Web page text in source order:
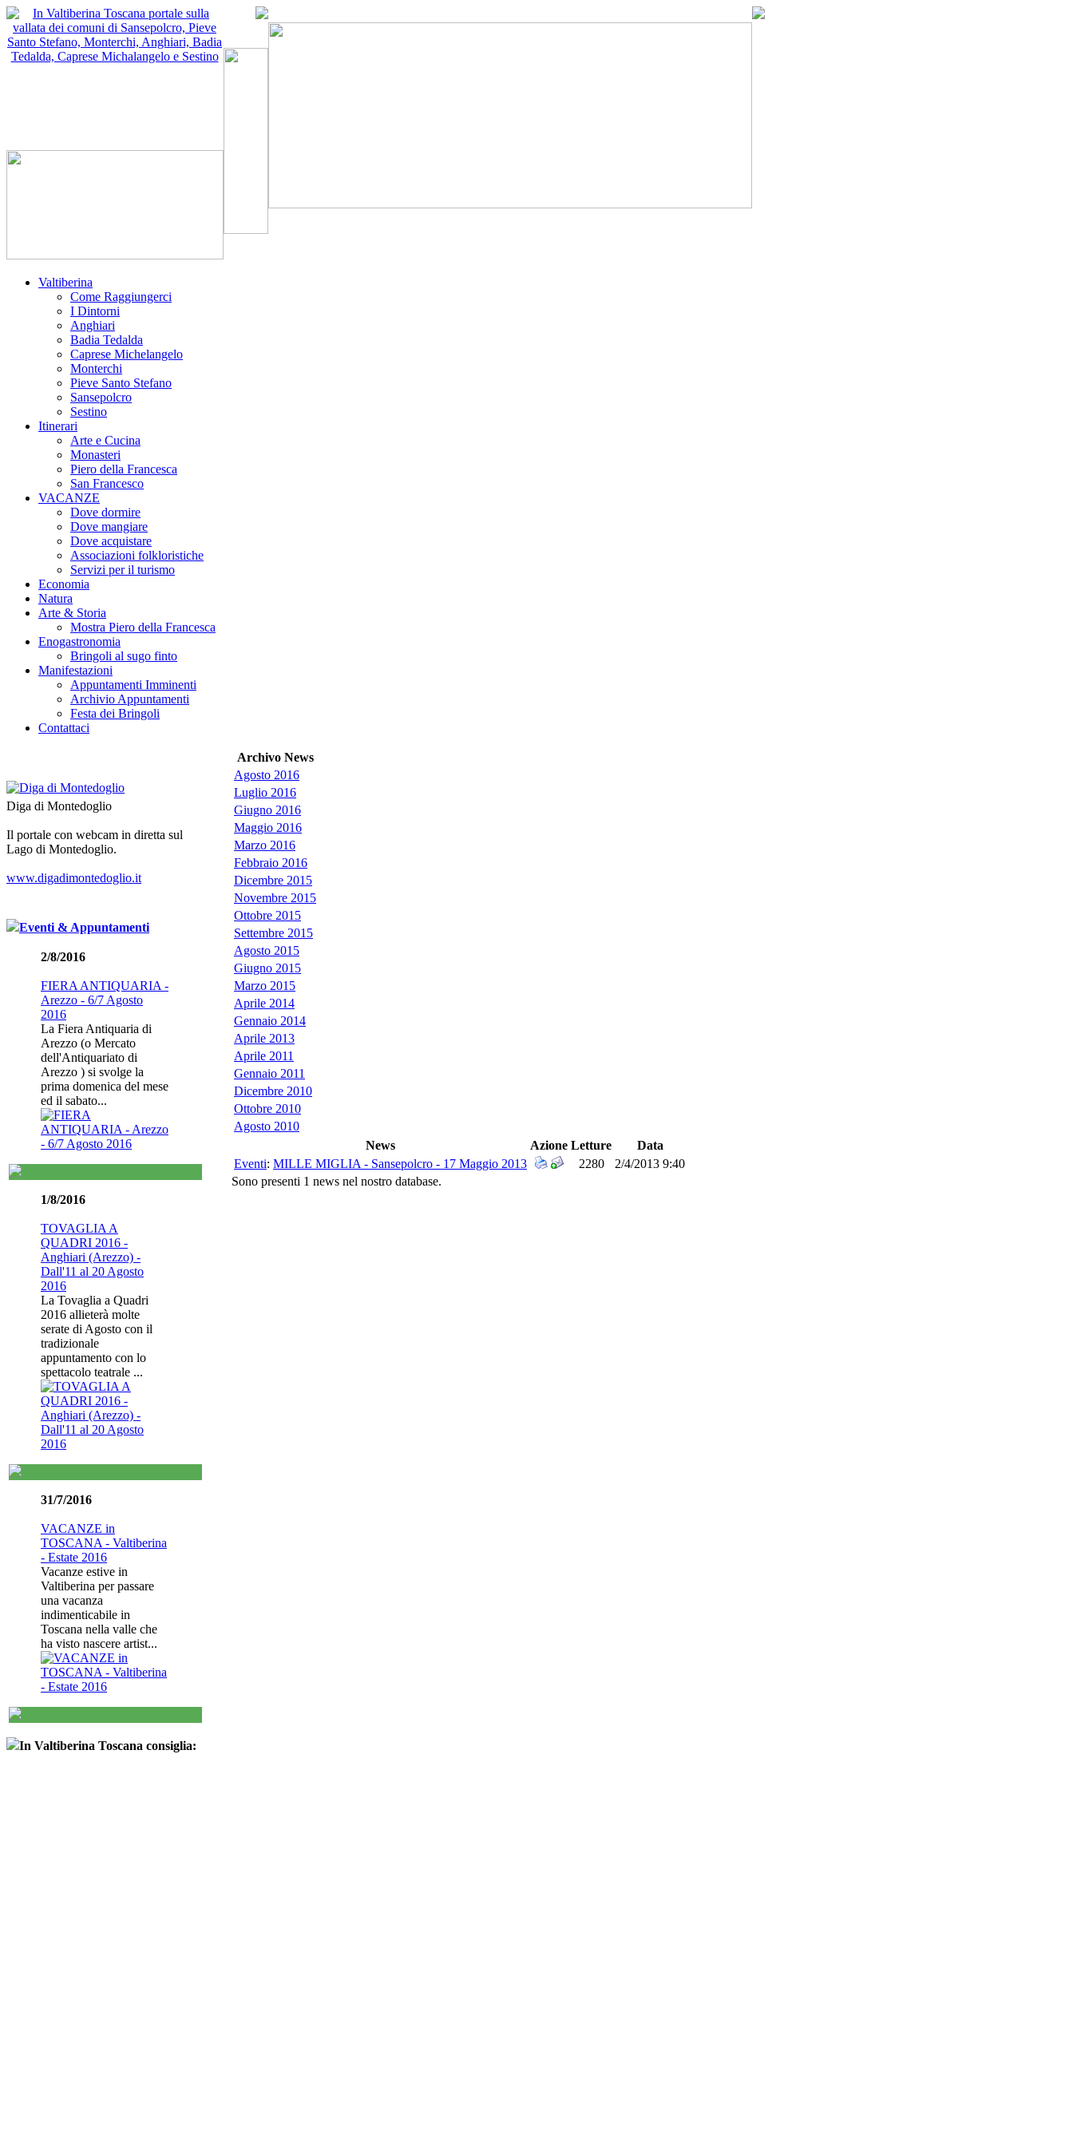
Valtiberina
Come Raggiungerci
I Dintorni
Anghiari
Badia Tedalda
Caprese Michelangelo
Monterchi
Pieve Santo Stefano
Sansepolcro
Sestino
Itinerari
Arte e Cucina
Monasteri
Piero della Francesca
San Francesco
VACANZE
Dove dormire
Dove mangiare
Dove acquistare
Associazioni folkloristiche
Servizi per il turismo
Economia
Natura
Arte & Storia
Mostra Piero della Francesca
Enogastronomia
Bringoli al sugo finto
Manifestazioni
Appuntamenti Imminenti
Archivio Appuntamenti
Festa dei Bringoli
Contattaci
Diga di Montedoglio
Il portale con webcam in diretta sul
Lago di Montedoglio.
www.digadimontedoglio.it
Eventi & Appuntamenti
2/8/2016
FIERA ANTIQUARIA -
Arezzo - 6/7 Agosto
2016
La Fiera Antiquaria di
Arezzo (o Mercato
dell'Antiquariato di
Arezzo ) si svolge la
prima domenica del mese
ed il sabato...
1/8/2016
TOVAGLIA A
QUADRI 2016 -
Anghiari (Arezzo) -
Dall'11 al 20 Agosto
2016
La Tovaglia a Quadri
2016 allieterà molte
serate di Agosto con il
tradizionale
appuntamento con lo
spettacolo teatrale ...
31/7/2016
VACANZE in
TOSCANA - Valtiberina
- Estate 2016
Vacanze estive in
Valtiberina per passare
una vacanza
indimenticabile in
Toscana nella valle che
ha visto nascere artist...
In Valtiberina Toscana consiglia:
Archivo News
Agosto 2016
Luglio 2016
Giugno 2016
Maggio 2016
Marzo 2016
Febbraio 2016
Dicembre 2015
Novembre 2015
Ottobre 2015
Settembre 2015
Agosto 2015
Giugno 2015
Marzo 2015
Aprile 2014
Gennaio 2014
Aprile 2013
Aprile 2011
Gennaio 2011
Dicembre 2010
Ottobre 2010
Agosto 2010
News
Azione Letture
Data
Eventi: MILLE MIGLIA - Sansepolcro - 17 Maggio 2013 2280
2/4/2013 9:40
Sono presenti 1 news nel nostro database.